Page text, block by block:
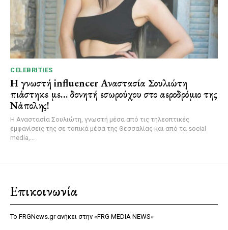
CELEBRITIES
Η γνωστή influencer Αναστασία Σουλιώτη
πιάστηκε με… δονητή εσωρούχου στο αεροδρόμιο της
Νάπολης!
Η Αναστασία Σουλιώτη, γνωστή μέσα από τις τηλεοπτικές
εμφανίσεις της σε τοπικά μέσα της Θεσσαλίας και από τα social
media,...
Επικοινωνία
Το FRGNews.gr ανήκει στην «FRG MEDIA NEWS»